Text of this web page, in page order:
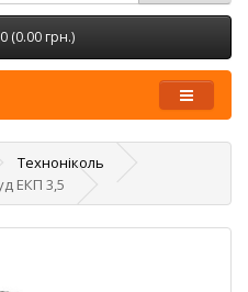
(0.00 грн.)
Техноніколь
ЕКП 3,5